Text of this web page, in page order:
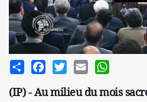
Share FacebookTwitterEmail
(IP) - Au milieu du mois